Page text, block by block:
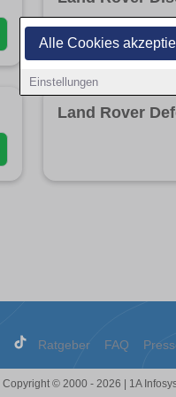
Alle Cookies
Einstellungen
Land Rover
Ratgeber FAQ
Copyright © 2000 - 2026 | 1A